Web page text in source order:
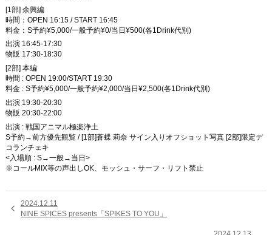
[1部] 余興編
時間：OPEN 16:15 / START 16:45
料金：S予約¥5,000/一般予約¥0/当日¥500(各1Drink代別)
出演 16:45-17:30
物販 17:30-18:30
[2部] 本編
時間 : OPEN 19:00/START 19:30
料金 : S予約¥5,000/一般予約¥2,000/当日¥2,500(各1Drink代別)
出演 19:30-20:30
物販 20:30-22:00
出演 : 戦国アニマル極楽浄土
S予約→前方優先観覧 / [1部]蒼蝶 莉奈 サイン入りオフショット写真 [2部]限定デ
コランチェキ
<入場順 : S→一般→当日>
※コールMIX等の声出しOK、モッシュ・サーフ・リフト禁止

2024.12.11
NINE SPICES presents「SPIKES TO YOU」